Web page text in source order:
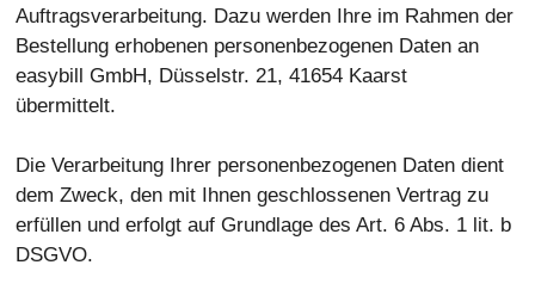
Auftragsverarbeitung. Dazu werden Ihre im Rahmen der
Bestellung erhobenen personenbezogenen Daten an
easybill GmbH, Düsselstr. 21, 41654 Kaarst
übermittelt.
Die Verarbeitung Ihrer personenbezogenen Daten dient
dem Zweck, den mit Ihnen geschlossenen Vertrag zu
erfüllen und erfolgt auf Grundlage des Art. 6 Abs. 1 lit. b
DSGVO.